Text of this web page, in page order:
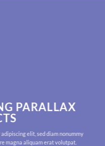
PARALLAX
elit, sed diam nonummy
magna aliquam erat volutpat.